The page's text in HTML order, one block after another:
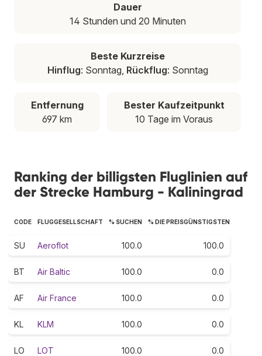
Dauer
14 Stunden und 20 Minuten
Beste Kurzreise
Hinflug: Sonntag, Rückflug: Sonntag
Entfernung
697 km
Bester Kaufzeitpunkt
10 Tage im Voraus
Ranking der billigsten Fluglinien auf
der Strecke Hamburg - Kaliningrad
CODE FLUGGESELLSCHAFT % SUCHEN % DIE PREISGÜNSTIGSTEN
SU Aeroflot 100.0 100.0
BT Air Baltic 100.0 0.0
AF Air France 100.0 0.0
KL KLM 100.0 0.0
LO LOT 100.0 0.0